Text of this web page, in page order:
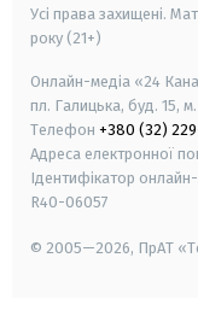
Усі права захищені.
року (21+)
Онлайн-медіа «24
пл. Галицька, буд. 15,
Телефон +380 (32)
Адреса електронної
Ідентифікатор
R40-06057
© 2005—2026, ПрАТ